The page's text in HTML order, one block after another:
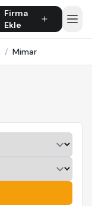
Firma
Ekle
/ Mimar